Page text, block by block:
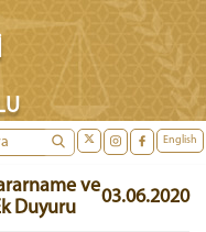
English
ve
Duyuru
03.06.2020